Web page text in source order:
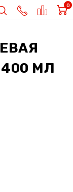
0
МЛ